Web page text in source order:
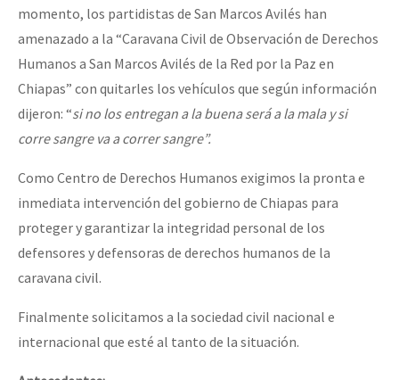
momento, los partidistas de San Marcos Avilés han
amenazado a la “Caravana Civil de Observación de Derechos
Humanos a San Marcos Avilés de la Red por la Paz en
Chiapas” con quitarles los vehículos que según información
dijeron: “si no los entregan a la buena será a la mala y si
corre sangre va a correr sangre”.
Como Centro de Derechos Humanos exigimos la pronta e
inmediata intervención del gobierno de Chiapas para
proteger y garantizar la integridad personal de los
defensores y defensoras de derechos humanos de la
caravana civil.
Finalmente solicitamos a la sociedad civil nacional e
internacional que esté al tanto de la situación.